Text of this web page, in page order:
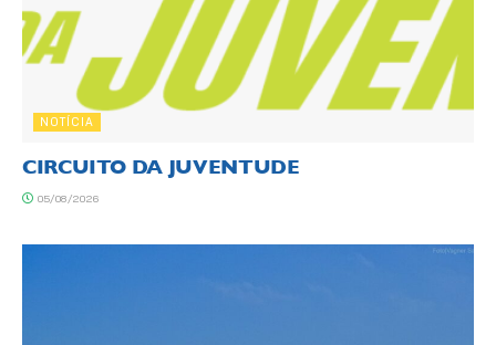
NOTÍCIA
CIRCUITO DA JUVENTUDE
05/08/2026